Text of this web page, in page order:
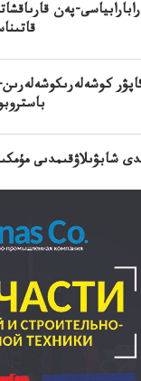
پەن
شابۋىلاۋقىمدىى